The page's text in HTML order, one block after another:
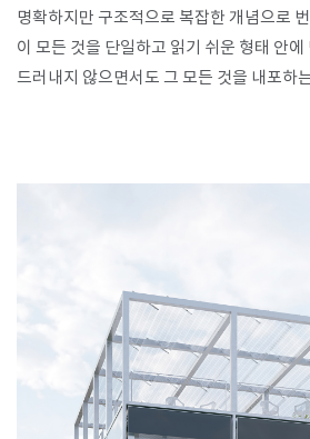
명확하지만 구조적으로 복잡한 개념으로
이 모든 것을 단일하고 읽기 쉬운 형태 안
드러내지 않으면서도 그 모든 것을 내포하